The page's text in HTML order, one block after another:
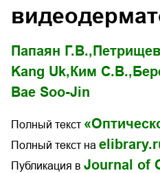
Папаян Г.В.,
Kang Uk, Ким С.В.,
Bae Soo-Jin
Полный текст
Полный текст на
Публикация в Journal of